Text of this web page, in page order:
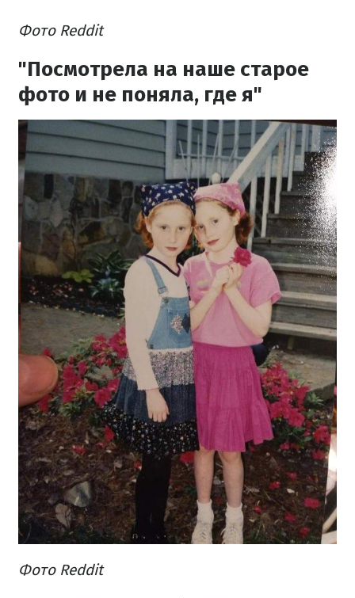
Фото Reddit
"Посмотрела на наше старое
фото и не поняла, где я"
Фото Reddit